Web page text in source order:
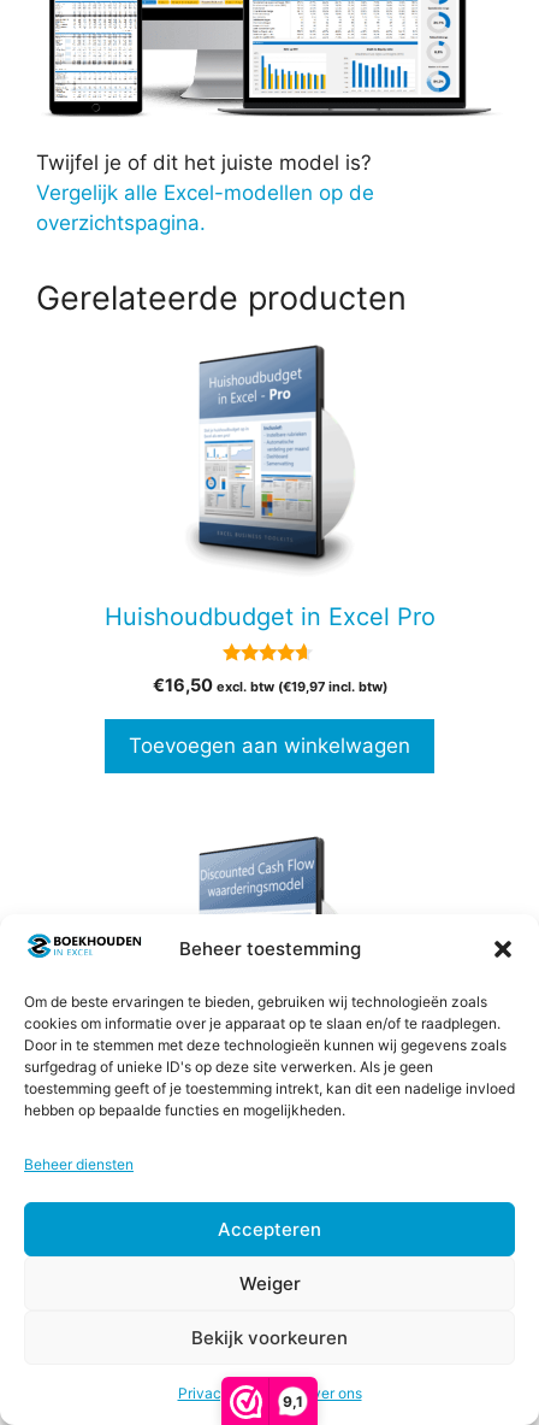
Beheer toestemming
Om de beste ervaringen te bieden, gebruiken wij technologieën zoals
cookies om informatie over je apparaat op te slaan en/of te raadplegen.
Door in te stemmen met deze technologieën kunnen wij gegevens zoals
surfgedrag of unieke ID's op deze site verwerken. Als je geen
toestemming geeft of je toestemming intrekt, kan dit een nadelige invloed
hebben op bepaalde functies en mogelijkheden.
Beheer diensten
Accepteren
Weiger
Bekijk voorkeuren
Privacy & CookiesOver ons
9,1
Twijfel je of dit het juiste model is?
Vergelijk alle Excel-modellen op de
overzichtspagina.
Gerelateerde producten
Huishoudbudget in Excel Pro
4.50
van 5
€16,50 excl. btw (€19,97incl. btw)
Toevoegen aan winkelwagen
Discounted Cash Flow (DCF)
€67,00-€147,00Prijsklasse:
tot
meerdere
Deze
optie
kan
gekozen
worden
de
productpagina
€67,00 -
€67,00